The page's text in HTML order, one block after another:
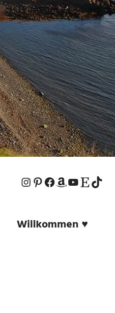
Keine Kommentare
Instagram
Pinterest
Facebook
Amazon
YouTube
Etsy-ShopTikTok
Willkommen ♥